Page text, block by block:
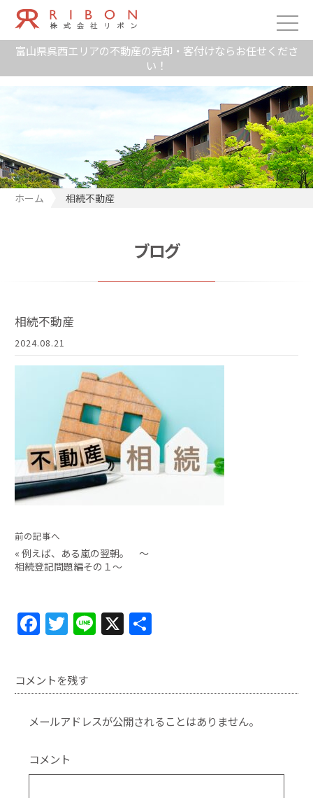
富山県呉西エリアの不動産の売却・客付けならお任せくださ
い！
ホーム 相続不動産
ブログ
相続不動産
2024.08.21
前の記事へ
« 例えば、ある嵐の翌朝。 〜
相続登記問題編その１〜
F
c
e
b
o
o
k
T
itt
er
Li X
コメントを残す
メールアドレスが公開されることはありません。
コメント